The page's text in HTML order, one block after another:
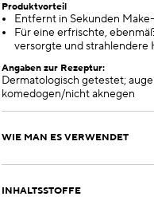
Produktvorteil
Entfernt in Sekunden
Für eine erfrischte,
versorgte und strahlendere
Angaben zur Rezeptur:
Dermatologisch getestet;
komedogen/nicht aknegen
WIE MAN ES VERWENDET
INHALTSSTOFFE